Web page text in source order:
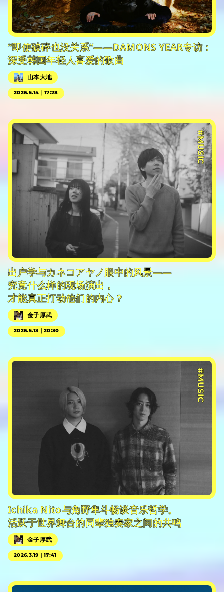
“即使破碎也没关系”——DAMONS YEAR专访：
深受韩国年轻人喜爱的歌曲
山本大地
2026.5.14｜17:28
#MUSIC
出户学与カネコアヤノ眼中的风景——
究竟什么样的现场演出，
才能真正打动他们的内心？
金子厚武
2026.5.13｜20:30
#PR
#MUSIC
Ichika Nito与角野隼斗畅谈音乐哲学。
活跃于世界舞台的同辈独奏家之间的共鸣
金子厚武
2026.3.19｜17:41